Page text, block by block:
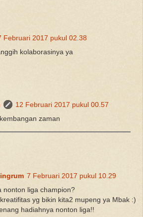
Februari 2017 pukul 02.38
kolaborasinya ya
12 Februari 2017 pukul 00.57
zaman
7 Februari 2017 pukul 10.29
nonton liga champion?
yg bikin kita2 mupeng ya Mbak :)
hadiahnya nonton liga!!